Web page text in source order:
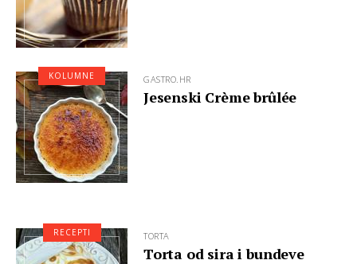
GASTRO.HR
Jesenski Crème brûlée
KOLUMNE
TORTA
Torta od sira i bundeve
RECEPTI